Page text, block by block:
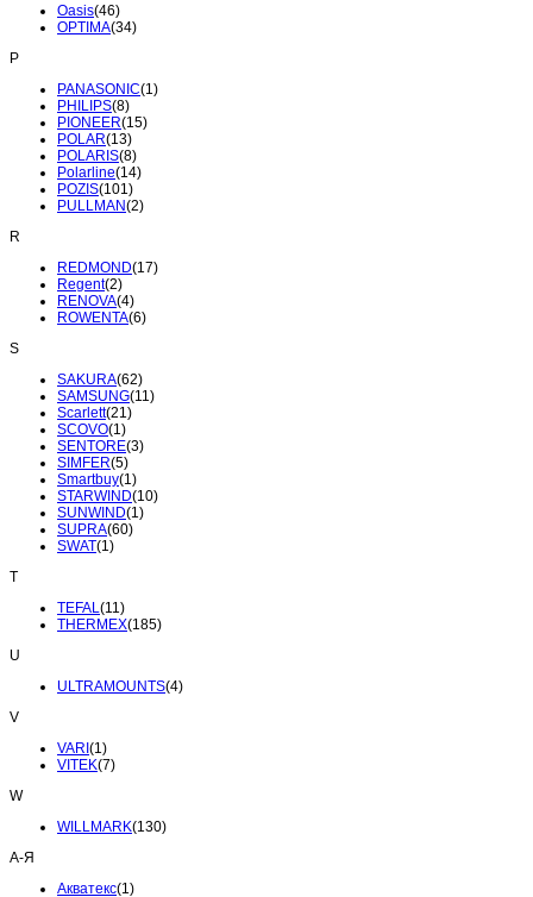
Oasis(46)
OPTIMA(34)
P
PANASONIC(1)
PHILIPS(8)
PIONEER(15)
POLAR(13)
POLARIS(8)
Polarline(14)
POZIS(101)
PULLMAN(2)
R
REDMOND(17)
Regent(2)
RENOVA(4)
ROWENTA(6)
S
SAKURA(62)
SAMSUNG(11)
Scarlett(21)
SCOVO(1)
SENTORE(3)
SIMFER(5)
Smartbuy(1)
STARWIND(10)
SUNWIND(1)
SUPRA(60)
SWAT(1)
T
TEFAL(11)
THERMEX(185)
U
ULTRAMOUNTS(4)
V
VARI(1)
VITEK(7)
W
WILLMARK(130)
А-Я
Акватекс(1)